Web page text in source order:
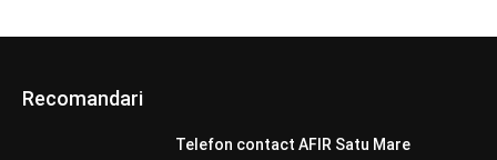
Recomandari
Telefon contact AFIR Satu Mare